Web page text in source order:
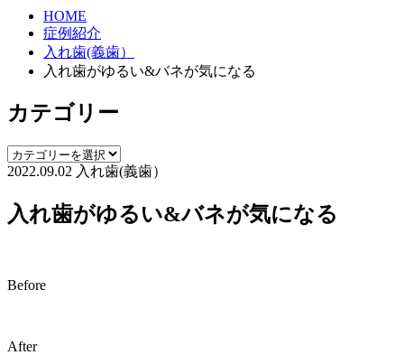
HOME
症例紹介
入れ歯(義歯）
入れ歯がゆるい&バネが気になる
カテゴリー
2022.09.02 入れ歯(義歯）
入れ歯がゆるい&バネが気になる
Before
After